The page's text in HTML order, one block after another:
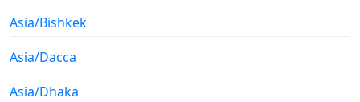
Asia/Bishkek
Asia/Dacca
Asia/Dhaka